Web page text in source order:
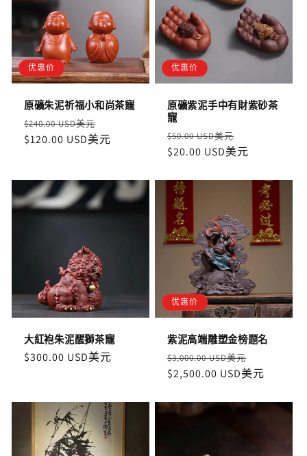
优惠价
原礦朱泥祈福小和尚茶寵
定
價
$240.00 USD美元
價
$120.00 USD美元
优惠价
原礦紫泥手中有財紫砂茶
寵
定
價
$50.00 USD美元
價
$20.00 USD美元
大紅袍朱泥醒獅茶寵
定
$300.00 USD美元
优惠价
紫泥高端雕塑金榜题名
定
價
$3,000.00 USD美元
價
$2,500.00 USD美元